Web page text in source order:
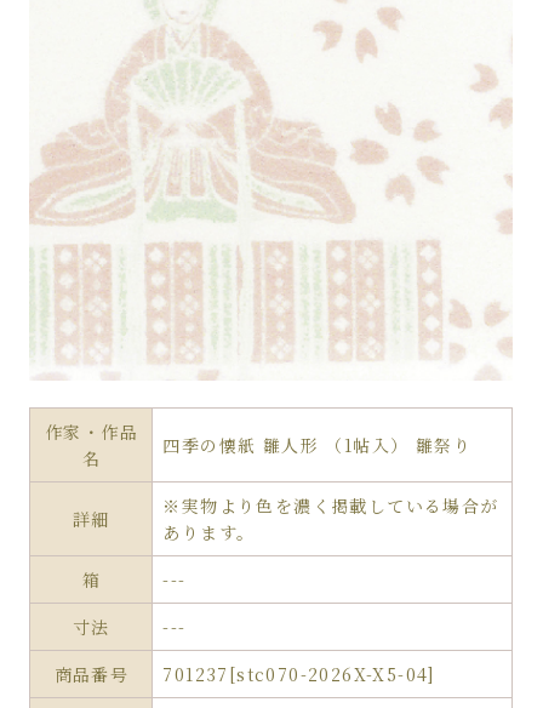
作家・作品
名
四季の懐紙 雛人形 （1帖入） 雛祭り
詳細
※実物より色を濃く掲載している場合が
あります。
箱
---
寸法
---
商品番号
701237[stc070-2026X-X5-04]